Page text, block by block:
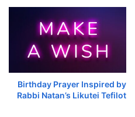
Birthday Prayer Inspired by
Rabbi Natan’s Likutei Tefilot